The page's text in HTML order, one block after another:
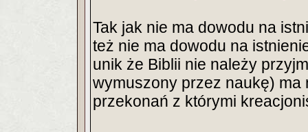
Tak jak nie ma dowodu na
też nie ma dowodu na
unik że Biblii nie należy
wymuszony przez naukę)
przekonań z którymi